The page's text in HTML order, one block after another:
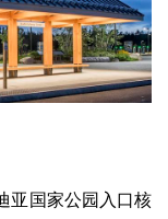
亚国家公园入口核